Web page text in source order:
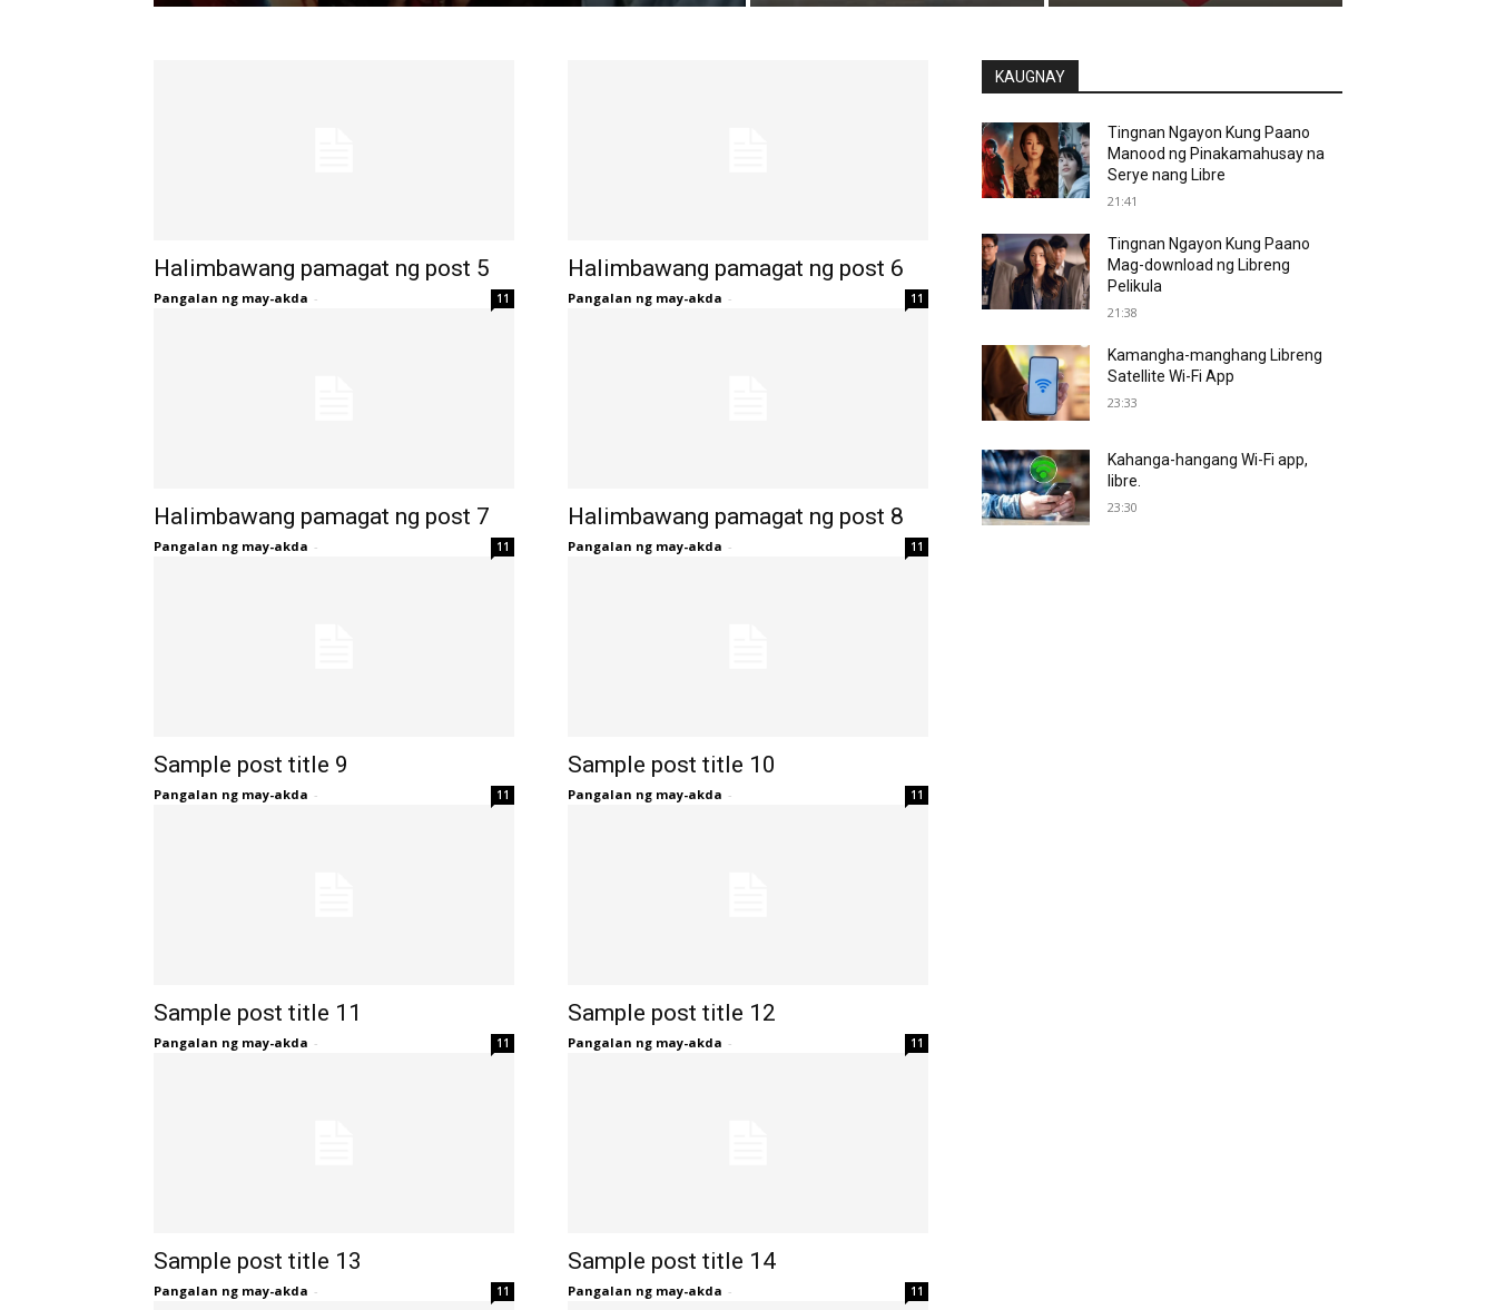
Halimbawang pamagat ng post 5
Pangalan ng may-akda - 11
Halimbawang pamagat ng post 6
Pangalan ng may-akda - 11
Halimbawang pamagat ng post 7
Pangalan ng may-akda - 11
Halimbawang pamagat ng post 8
Pangalan ng may-akda - 11
Sample post title 9
Pangalan ng may-akda - 11
Sample post title 10
Pangalan ng may-akda - 11
Sample post title 11
Pangalan ng may-akda - 11
Sample post title 12
Pangalan ng may-akda - 11
Sample post title 13
Pangalan ng may-akda - 11
Sample post title 14
Pangalan ng may-akda - 11
KAUGNAY
Tingnan Ngayon Kung Paano
Manood ng Pinakamahusay na
Serye nang Libre
21:41
Tingnan Ngayon Kung Paano
Mag-download ng Libreng
Pelikula
21:38
Kamangha-manghang Libreng
Satellite Wi-Fi App
23:33
Kahanga-hangang Wi-Fi app,
libre.
23:30